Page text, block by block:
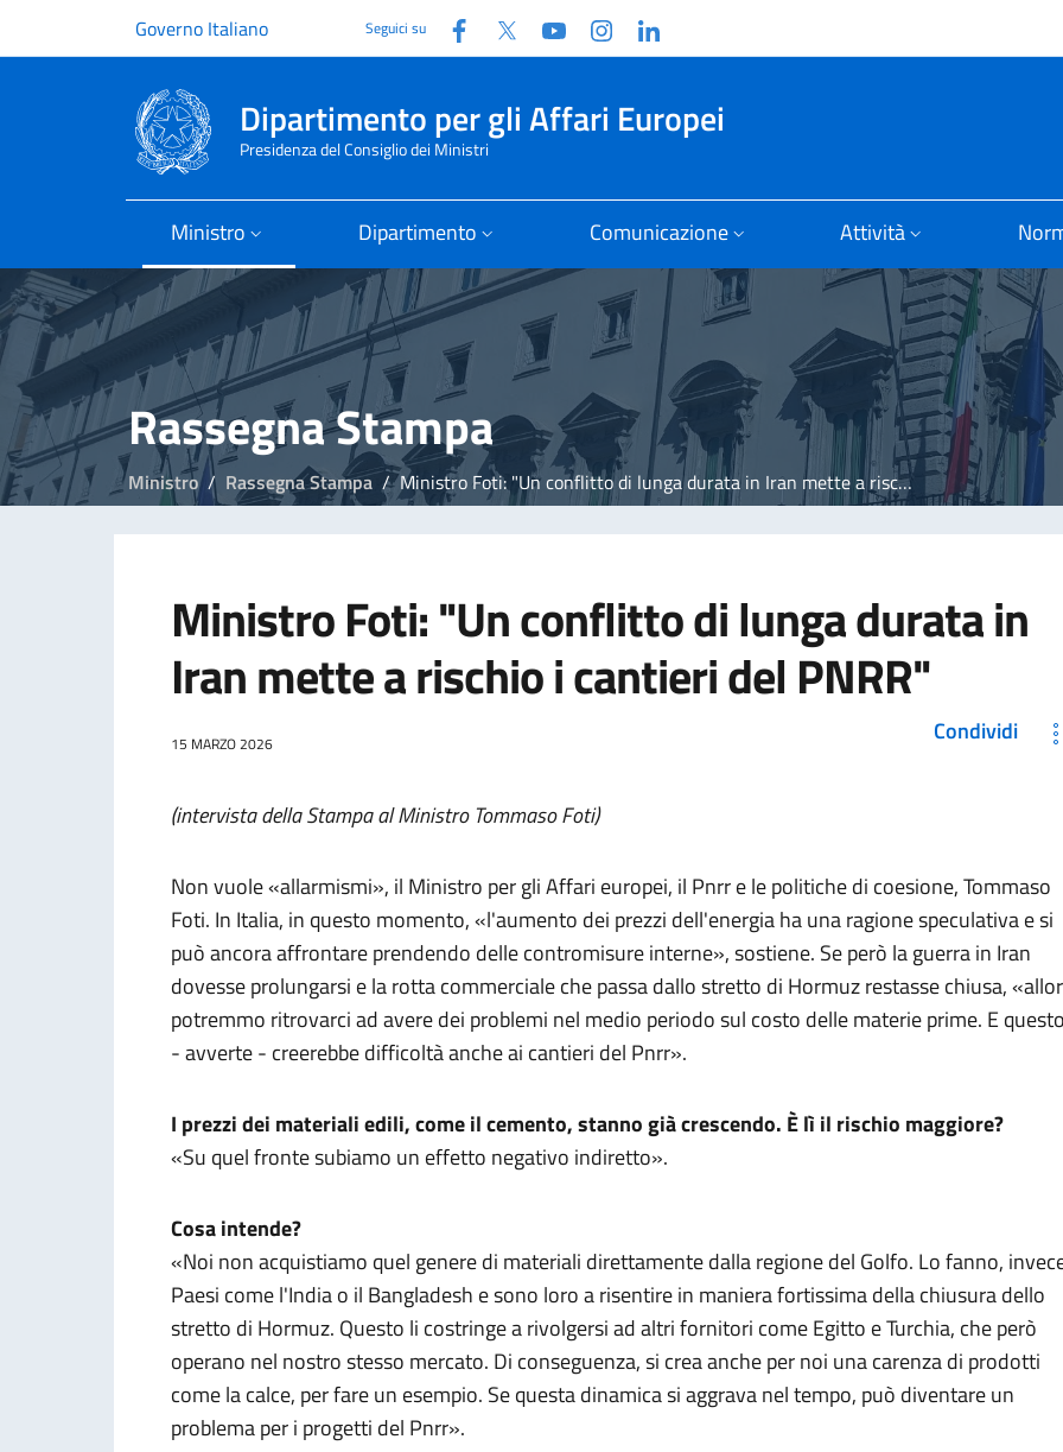
Governo Italiano Seguici su Facebook
Twitter YouTubeInstagram
Dipartimento per gli Affari Europei
Presidenza del Consiglio dei Ministri
Ministro Dipartimento Comunicazione Attività
Rassegna Stampa
Ministro Rassegna Stampa Ministro Foti: "Un conflitto di lunga durata in Iran mette a rischio i cantieri del PNRR"
Ministro Foti: "Un conflitto di lunga durata in
Iran mette a rischio i cantieri del PNRR"
15 MARZO 2026 Condividi
(intervista della Stampa al Ministro Tommaso Foti)
Non vuole «allarmismi», il Ministro per gli Affari europei, il Pnrr e le politiche di coesione, Tommaso
Foti. In Italia, in questo momento, «l'aumento dei prezzi dell'energia ha una ragione speculativa e si
può ancora affrontare prendendo delle contromisure interne», sostiene. Se però la guerra in Iran
dovesse prolungarsi e la rotta commerciale che passa dallo stretto di Hormuz restasse chiusa,
potremmo ritrovarci ad avere dei problemi nel medio periodo sul costo delle materie prime. E
- avverte - creerebbe difficoltà anche ai cantieri del Pnrr».
I prezzi dei materiali edili, come il cemento, stanno già crescendo. È lì il rischio maggiore?
«Su quel fronte subiamo un effetto negativo indiretto».
Cosa intende?
«Noi non acquistiamo quel genere di materiali direttamente dalla regione del Golfo. Lo fanno,
Paesi come l'India o il Bangladesh e sono loro a risentire in maniera fortissima della chiusura dello
stretto di Hormuz. Questo li costringe a rivolgersi ad altri fornitori come Egitto e Turchia, che però
operano nel nostro stesso mercato. Di conseguenza, si crea anche per noi una carenza di prodotti
come la calce, per fare un esempio. Se questa dinamica si aggrava nel tempo, può diventare un
problema per i progetti del Pnrr».